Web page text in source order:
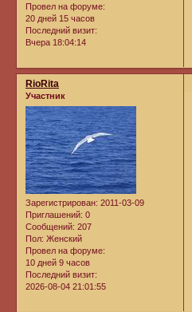
Провел на форуме:
20 дней 15 часов
Последний визит:
Вчера 18:04:14
RioRita
Участник
Зарегистрирован: 2011-03-09
Приглашений: 0
Сообщений: 207
Пол: Женский
Провел на форуме:
10 дней 9 часов
Последний визит:
2026-08-04 21:01:55